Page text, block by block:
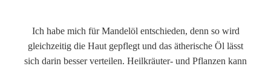
Ich habe mich für Mandelöl entschieden, denn so wird
gleichzeitig die Haut gepflegt und das ätherische Öl lässt
sich darin besser verteilen. Heilkräuter- und Pflanzen kann